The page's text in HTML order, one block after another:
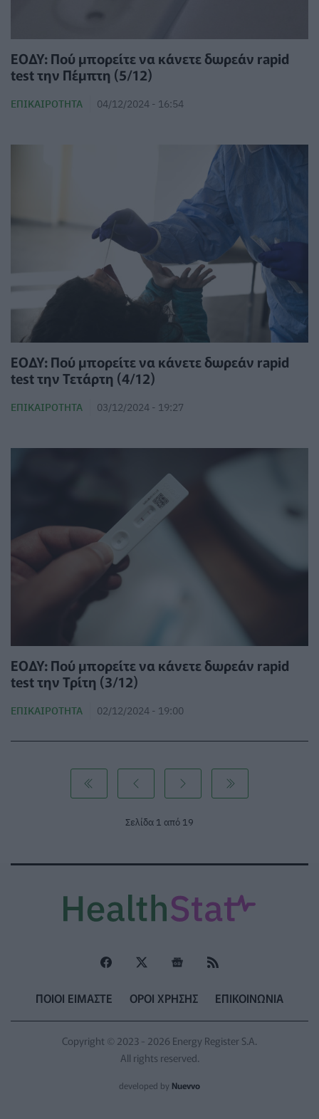
ΕΟΔΥ: Πού μπορείτε να κάνετε δωρεάν rapid
test την Πέμπτη (5/12)
ΕΠΙΚΑΙΡΌΤΗΤΑ 04/12/2024 - 16:54
ΕΟΔΥ: Πού μπορείτε να κάνετε δωρεάν rapid
test την Τετάρτη (4/12)
ΕΠΙΚΑΙΡΌΤΗΤΑ 03/12/2024 - 19:27
ΕΟΔΥ: Πού μπορείτε να κάνετε δωρεάν rapid
test την Τρίτη (3/12)
ΕΠΙΚΑΙΡΌΤΗΤΑ 02/12/2024 - 19:00
Σελίδα 1 από 19
ΠΟΙΟΙ ΕΙΜΑΣΤΕ ΟΡΟΙ ΧΡΗΣΗΣ ΕΠΙΚΟΙΝΩΝΙΑ
Copyright © 2023 - 2026 Energy Register S.A.
All rights reserved.
developed by Nuevvo